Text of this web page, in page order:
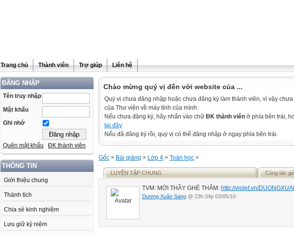
Trang chủ Thành viên Trợ giúp Liên hệ
ĐĂNG NHẬP
Tên truy nhập
Mật khẩu
Ghi nhớ
Quên mật khẩu ĐK thành viên
THÔNG TIN
Giới thiệu chung
Thành tích
Chia sẻ kinh nghiệm
Lưu giữ kỷ niệm
Chào mừng quý vị đến với website của ...
Quý vị chưa đăng nhập hoặc chưa đăng ký làm thành viên, vì vậy
của Thư viện về máy tính của mình.
Nếu chưa đăng ký, hãy nhấn vào chữ ĐK thành viên ở phía bên trái,
tại đây
Nếu đã đăng ký rồi, quý vị có thể đăng nhập ở ngay phía bên trái.
Gốc > Bài giảng > Lớp 4 > Toán học >
LUYỆN TẬP CHUNG Cùng tác
TVM: MỜI THẦY GHÉ THĂM: http://violet.vn/
Dương Xuân Sang @ 23h:34p 03/05/10